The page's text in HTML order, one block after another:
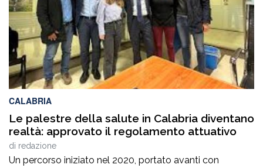
CALABRIA
Le palestre della salute in Calabria diventano
realtà: approvato il regolamento attuativo
di redazione
Un percorso iniziato nel 2020, portato avanti con